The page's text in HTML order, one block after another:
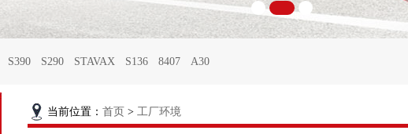
S390 S290 STAVAX S136 8407 A30
当前位置： 首页 > 工厂环境